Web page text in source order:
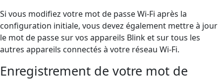
Si vous modifiez votre mot de passe Wi-Fi après la
configuration initiale, vous devez également mettre à jour
le mot de passe sur vos appareils Blink et sur tous les
autres appareils connectés à votre réseau Wi-Fi.
Enregistrement de votre mot de